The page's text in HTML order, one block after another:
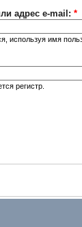
адрес e-mail: *
используя имя
регистр.